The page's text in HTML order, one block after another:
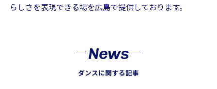
らしさを表現できる場を広島で提供しております。
News
ダンスに関する記事